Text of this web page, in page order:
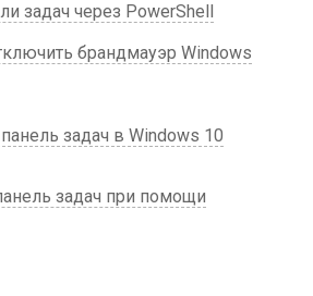
задач через PowerShell
брандмауэр Windows
задач в Windows 10
задач при помощи